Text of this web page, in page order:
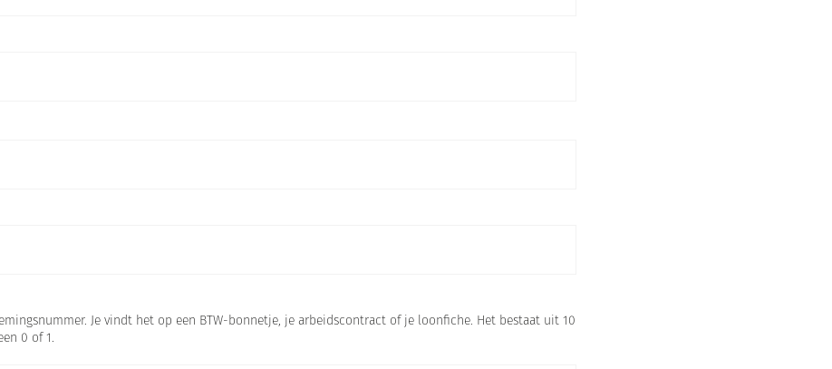
Je vindt het op een BTW-bonnetje, je arbeidscontract of je loonfiche. Het bestaat uit 10
0 of 1.